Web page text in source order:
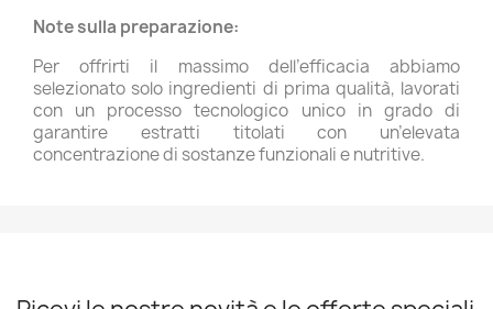
Note sulla preparazione:
Per offrirti il massimo dell’efficacia abbiamo
selezionato solo ingredienti di prima qualità, lavorati
con un processo tecnologico unico in grado di
garantire estratti titolati con un’elevata
concentrazione di sostanze funzionali e nutritive.